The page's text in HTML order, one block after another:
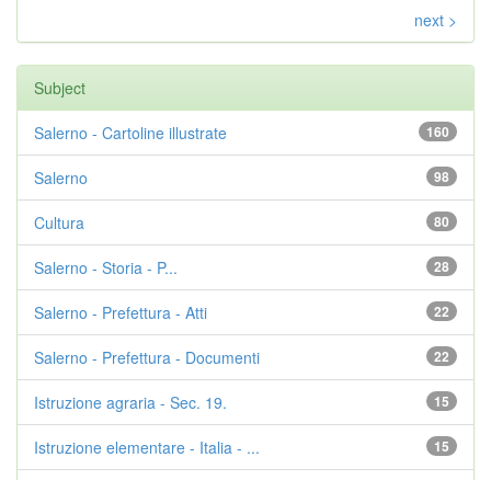
next >
Subject
160
Salerno - Cartoline illustrate
98
Salerno
80
Cultura
28
Salerno - Storia - P...
22
Salerno - Prefettura - Atti
22
Salerno - Prefettura - Documenti
15
Istruzione agraria - Sec. 19.
15
Istruzione elementare - Italia - ...